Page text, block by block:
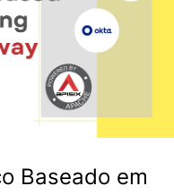
Baseado em